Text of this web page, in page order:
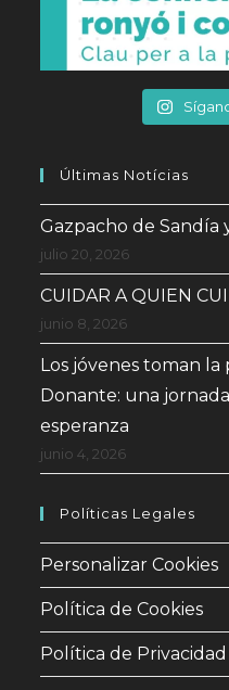
Últimas Notícias
Gazpacho de Sandía
julio 20, 2026
CUIDAR A QUIEN
junio 8, 2026
Los jóvenes toman la
Donante: una
esperanza
junio 4, 2026
Políticas Legales
Personalizar Cookies
Política de Cookies
Política de Privacidad